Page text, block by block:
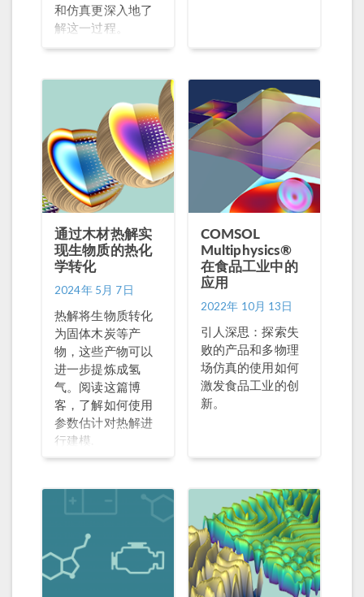
和仿真更深入地了
解这一过程。
通过木材热解实
现生物质的热化
学转化
2024年 5月 7日
热解将生物质转化
为固体木炭等产
物，这些产物可以
进一步提炼成氢
气。阅读这篇博
客，了解如何使用
参数估计对热解进
行建模.
COMSOL
Multiphysics®
在食品工业中的
应用
2022年 10月 13日
引人深思：探索失
败的产品和多物理
场仿真的使用如何
激发食品工业的创
新。